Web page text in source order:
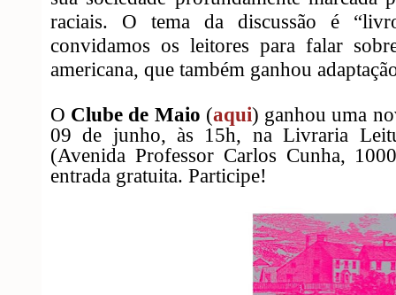
raciais. O tema da discussão é
convidamos os leitores para falar
americana, que também ganhou
O Clube de Maio (aqui) ganhou uma
09 de junho, às 15h, na Livraria
(Avenida Professor Carlos Cunha,
entrada gratuita. Participe!